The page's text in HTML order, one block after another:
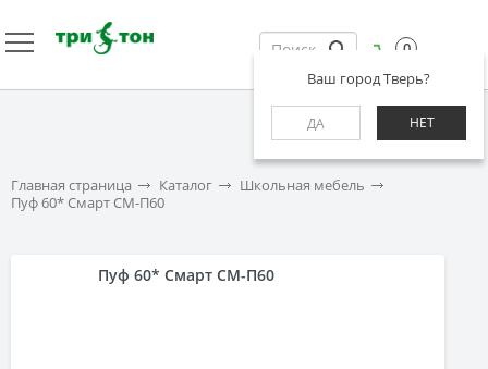
Ваш город Тверь?
ДА НЕТ
0
Главная страница Каталог
Школьная мебель
Пуф 60* Смарт СМ-П60
Пуф 60* Смарт СМ-П60